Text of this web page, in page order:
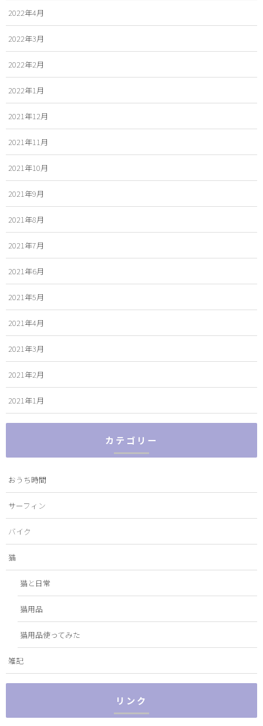
2022年4月
2022年3月
2022年2月
2022年1月
2021年12月
2021年11月
2021年10月
2021年9月
2021年8月
2021年7月
2021年6月
2021年5月
2021年4月
2021年3月
2021年2月
2021年1月
カテゴリー
おうち時間
サーフィン
バイク
猫
猫と日常
猫用品
猫用品使ってみた
雑記
リンク